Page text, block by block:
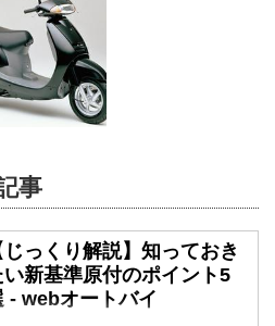
事
じっくり解説】知っておき
い新基準原付のポイント5
- webオートバイ